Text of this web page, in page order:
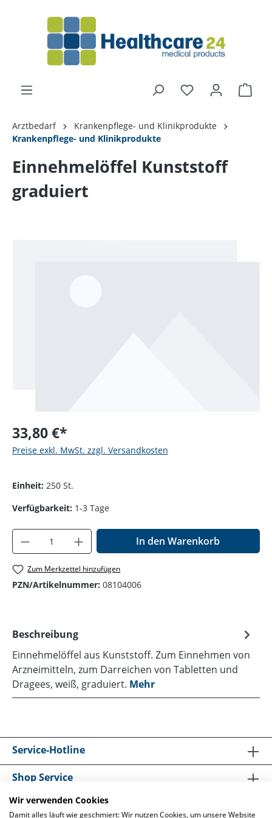
Arztbedarf
Krankenpflege- und Klinikprodukte
Krankenpflege- und Klinikprodukte
Einnehmelöffel Kunststoff
graduiert
33,80 €*
Preise exkl. MwSt. zzgl. Versandkosten
Einheit: 250 St.
Verfügbarkeit: 1-3 Tage
Produkt Anzahl: Gib den gewünschten
In den Warenkorb
Zum Merkzettel hinzufügen
PZN/Artikelnummer: 08104006
Beschreibung
Einnehmelöffel aus Kunststoff. Zum Einnehmen von
Arzneimitteln, zum Darreichen von Tabletten und
Dragees, weiß, graduiert. Mehr
Service-Hotline
Shop Service
Informationen
Wir verwenden Cookies
Damit alles läuft wie geschmiert: Wir nutzen Cookies, um unsere Website